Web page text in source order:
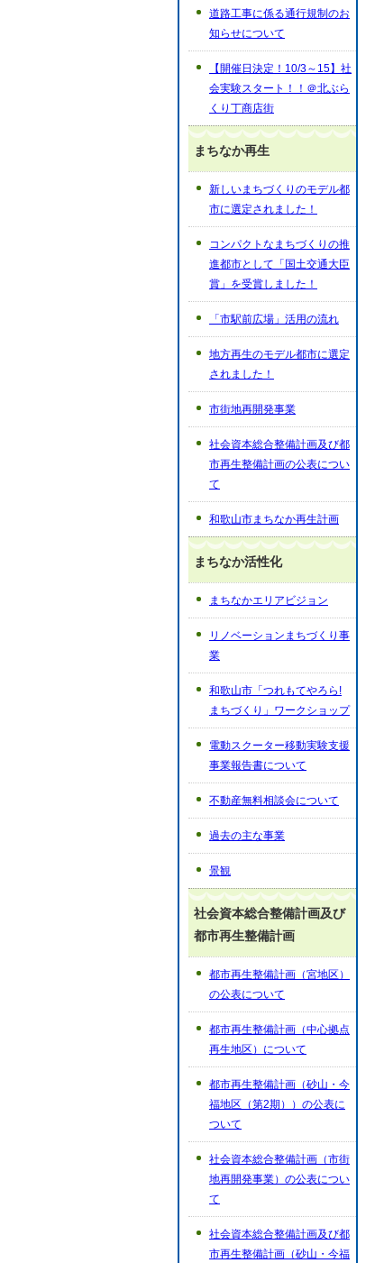
道路工事に係る通行規制のお
知らせについて
【開催日決定！10/3～15】社
会実験スタート！！＠北ぶら
くり丁商店街
まちなか再生
新しいまちづくりのモデル都
市に選定されました！
コンパクトなまちづくりの推
進都市として「国土交通大臣
賞」を受賞しました！
「市駅前広場」活用の流れ
地方再生のモデル都市に選定
されました！
市街地再開発事業
社会資本総合整備計画及び都
市再生整備計画の公表につい
て
和歌山市まちなか再生計画
まちなか活性化
まちなかエリアビジョン
リノベーションまちづくり事
業
和歌山市「つれもてやろら!
まちづくり」ワークショップ
電動スクーター移動実験支援
事業報告書について
不動産無料相談会について
過去の主な事業
景観
社会資本総合整備計画及び
都市再生整備計画
都市再生整備計画（宮地区）
の公表について
都市再生整備計画（中心拠点
再生地区）について
都市再生整備計画（砂山・今
福地区（第2期））の公表に
ついて
社会資本総合整備計画（市街
地再開発事業）の公表につい
て
社会資本総合整備計画及び都
市再生整備計画（砂山・今福